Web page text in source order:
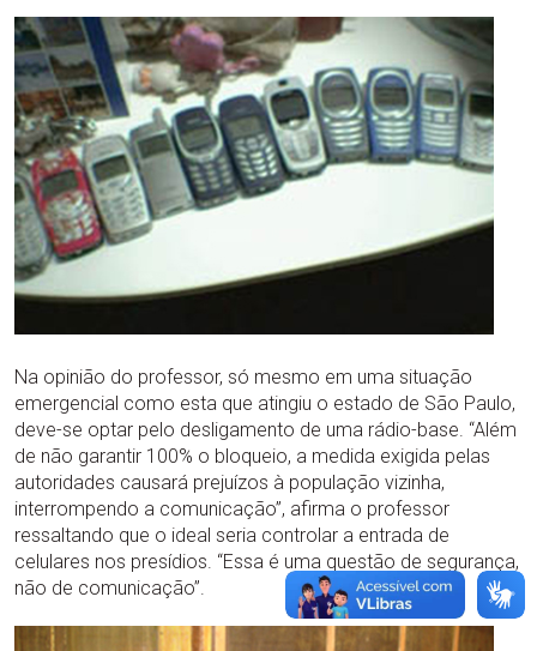
Na opinião do professor, só mesmo em uma situação
emergencial como esta que atingiu o estado de São Paulo,
deve-se optar pelo desligamento de uma rádio-base. “Além
de não garantir 100% o bloqueio, a medida exigida pelas
autoridades causará prejuízos à população vizinha,
interrompendo a comunicação”, afirma o professor
ressaltando que o ideal seria controlar a entrada de
celulares nos presídios. “Essa é uma questão de segurança,
não de comunicação”.